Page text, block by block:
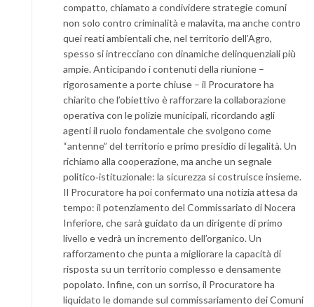
compatto, chiamato a condividere strategie comuni
non solo contro criminalità e malavita, ma anche contro
quei reati ambientali che, nel territorio dell’Agro,
spesso si intrecciano con dinamiche delinquenziali più
ampie. Anticipando i contenuti della riunione –
rigorosamente a porte chiuse – il Procuratore ha
chiarito che l’obiettivo è rafforzare la collaborazione
operativa con le polizie municipali, ricordando agli
agenti il ruolo fondamentale che svolgono come
“antenne” del territorio e primo presidio di legalità. Un
richiamo alla cooperazione, ma anche un segnale
politico‑istituzionale: la sicurezza si costruisce insieme.
Il Procuratore ha poi confermato una notizia attesa da
tempo: il potenziamento del Commissariato di Nocera
Inferiore, che sarà guidato da un dirigente di primo
livello e vedrà un incremento dell’organico. Un
rafforzamento che punta a migliorare la capacità di
risposta su un territorio complesso e densamente
popolato. Infine, con un sorriso, il Procuratore ha
liquidato le domande sul commissariamento dei Comuni